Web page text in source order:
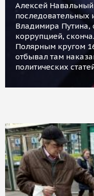
Алексей
последовательных
Владимира Путина,
коррупцией,
Полярным кругом
отбывал там
политических